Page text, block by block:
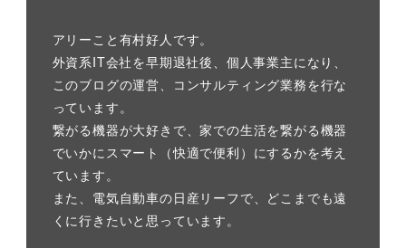
アリーこと有村好人です。
外資系IT会社を早期退社後、個人事業主になり、
このブログの運営、コンサルティング業務を行な
っています。
繋がる機器が大好きで、家での生活を繋がる機器
でいかにスマート（快適で便利）にするかを考え
ています。
また、電気自動車の日産リーフで、どこまでも遠
くに行きたいと思っています。